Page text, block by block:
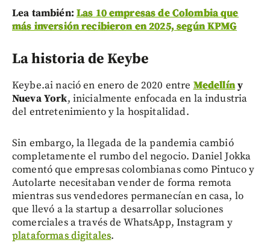
Lea también: Las 10 empresas de Colombia que
más inversión recibieron en 2025, según KPMG
La historia de Keybe
Keybe.ai nació en enero de 2020 entre Medellíny
Nueva York, inicialmente enfocada en la industria
del entretenimiento y la hospitalidad.
Sin embargo, la llegada de la pandemia cambió
completamente el rumbo del negocio. Daniel Jokka
comentó que empresas colombianas como Pintuco y
Autolarte necesitaban vender de forma remota
mientras sus vendedores permanecían en casa, lo
que llevó a la startup a desarrollar soluciones
comerciales a través de WhatsApp, Instagram y
plataformas digitales.